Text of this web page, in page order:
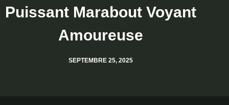
Puissant Marabout Voyant
Amoureuse
SEPTEMBRE 25, 2025